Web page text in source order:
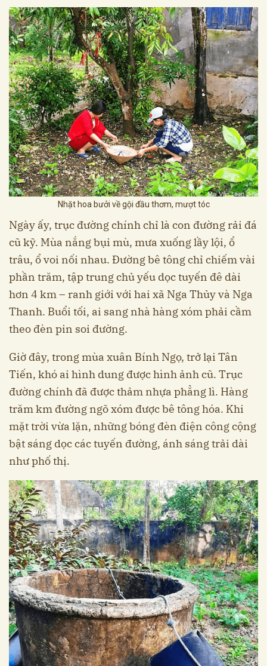
Nhặt hoa bưởi về gội đầu thơm, mượt tóc
Ngày ấy, trục đường chính chỉ là con đường rải đá
cũ kỹ. Mùa nắng bụi mù, mưa xuống lầy lội, ổ
trâu, ổ voi nối nhau. Đường bê tông chỉ chiếm vài
phần trăm, tập trung chủ yếu dọc tuyến đê dài
hơn 4 km – ranh giới với hai xã Nga Thủy và Nga
Thanh. Buổi tối, ai sang nhà hàng xóm phải cầm
theo đèn pin soi đường.
Giờ đây, trong mùa xuân Bính Ngọ, trở lại Tân
Tiến, khó ai hình dung được hình ảnh cũ. Trục
đường chính đã được thảm nhựa phẳng lì. Hàng
trăm km đường ngõ xóm được bê tông hóa. Khi
mặt trời vừa lặn, những bóng đèn điện công cộng
bật sáng dọc các tuyến đường, ánh sáng trải dài
như phố thị.